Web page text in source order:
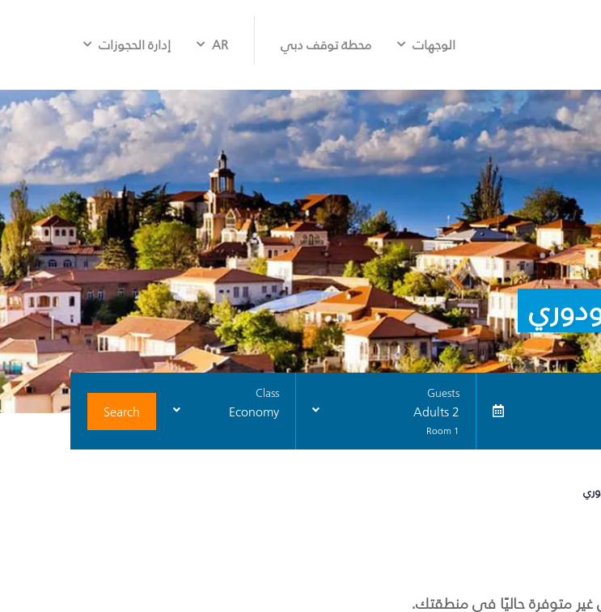
الوجهات محطة توقف دبي AR إدارة الحجوزات
Guests
2 Adults
1 Room
Class
Economy
Search
متوفرة حاليًا في منطقتك.